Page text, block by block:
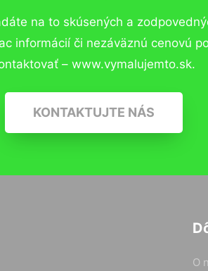
na to skúsených a
informácií či nezáväznú cenovú
– www.vymalujemto.sk.
KONTAKTUJTE NÁS
O